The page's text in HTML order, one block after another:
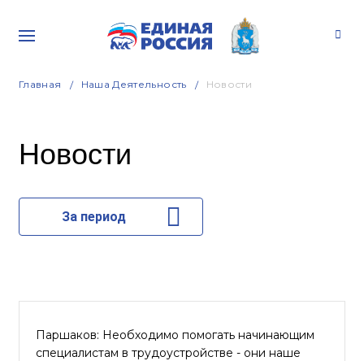
Главная Наша Деятельность Новости
Новости
За период
Паршаков: Необходимо помогать начинающим
специалистам в трудоустройстве - они наше